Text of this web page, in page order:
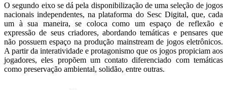
O segundo eixo se dá pela disponibilização de uma seleção de jogos
nacionais independentes, na plataforma do Sesc Digital, que, cada
um à sua maneira, se coloca como um espaço de reflexão e
expressão de seus criadores, abordando temáticas e pensares que
não possuem espaço na produção mainstream de jogos eletrônicos.
A partir da interatividade e protagonismo que os jogos propiciam aos
jogadores, eles propõem um contato diferenciado com temáticas
como preservação ambiental, solidão, entre outras.